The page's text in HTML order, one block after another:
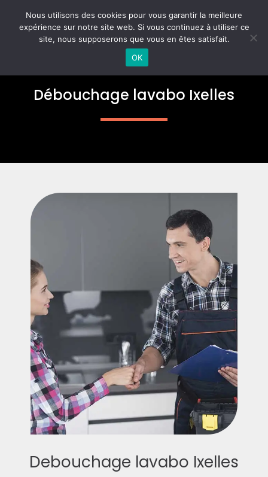
Débouchage lavabo Ixelles
Debouchage lavabo Ixelles
Nous utilisons des cookies pour vous garantir la meilleure
expérience sur notre site web. Si vous continuez à utiliser ce
site, nous supposerons que vous en êtes satisfait.
OK